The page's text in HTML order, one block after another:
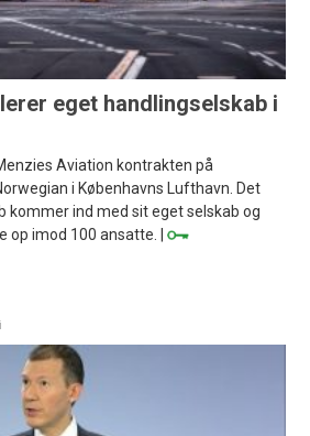
eget handlingselskab i
Aviation kontrakten på
i Københavns Lufthavn. Det
kommer ind med sit eget selskab og
op imod 100 ansatte. |